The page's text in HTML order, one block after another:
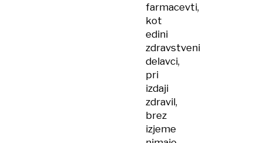
farmacevti,
kot
edini
zdravstveni
delavci,
pri
izdaji
zdravil,
brez
izjeme